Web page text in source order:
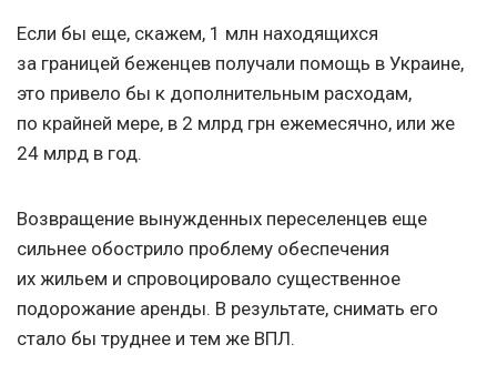
Если бы еще, скажем, 1 млн находящихся
за границей беженцев получали помощь в Украине,
это привело бы к дополнительным расходам,
по крайней мере, в 2 млрд грн ежемесячно, или же
24 млрд в год.
Возвращение вынужденных переселенцев еще
сильнее обострило проблему обеспечения
их жильем и спровоцировало существенное
подорожание аренды. В результате, снимать его
стало бы труднее и тем же ВПЛ.